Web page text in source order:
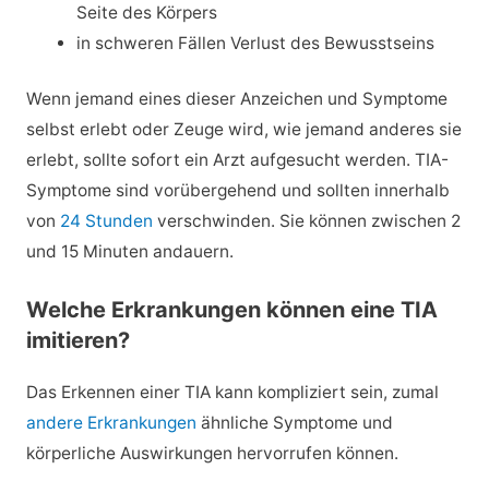
Seite des Körpers
in schweren Fällen Verlust des Bewusstseins
Wenn jemand eines dieser Anzeichen und Symptome
selbst erlebt oder Zeuge wird, wie jemand anderes sie
erlebt, sollte sofort ein Arzt aufgesucht werden. TIA-
Symptome sind vorübergehend und sollten innerhalb
von 24 Stunden verschwinden. Sie können zwischen 2
und 15 Minuten andauern.
Welche Erkrankungen können eine TIA
imitieren?
Das Erkennen einer TIA kann kompliziert sein, zumal
andere Erkrankungen ähnliche Symptome und
körperliche Auswirkungen hervorrufen können.